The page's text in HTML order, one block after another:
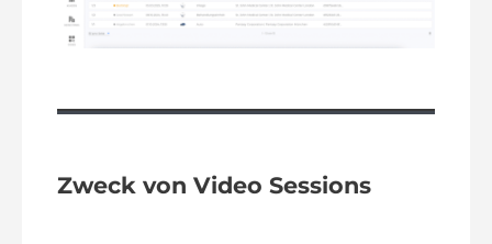
Zweck von Video Sessions